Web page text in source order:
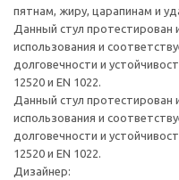
пятнам, жиру, царапинам и
Данный стул
использования и
долговечности и
12520 и EN 1022.
Данный стул
использования и
долговечности и
12520 и EN 1022.
Дизайнер: